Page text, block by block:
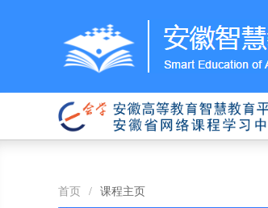
首页 / 课程主页